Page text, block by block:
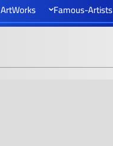
Famous-Artists
ArtWorks